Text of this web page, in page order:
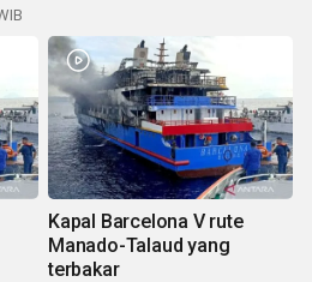
Kapal Barcelona V rute
Manado-Talaud yang
terbakar